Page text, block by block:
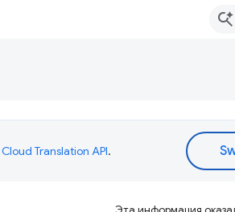
Cloud Translation API.